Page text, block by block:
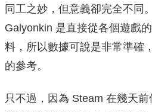
同工之妙，但意義卻完全不同
Galyonkin 是直接從各個遊戲
料，所以數據可說是非常準確
的參考。
只不過，因為 Steam 在幾天